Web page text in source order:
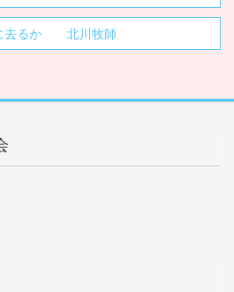
去るか 北川牧師